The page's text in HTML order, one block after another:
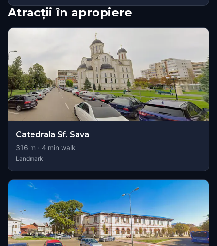
Atracții în apropiere
Catedrala Sf. Sava
316 m · 4 min walk
Landmark